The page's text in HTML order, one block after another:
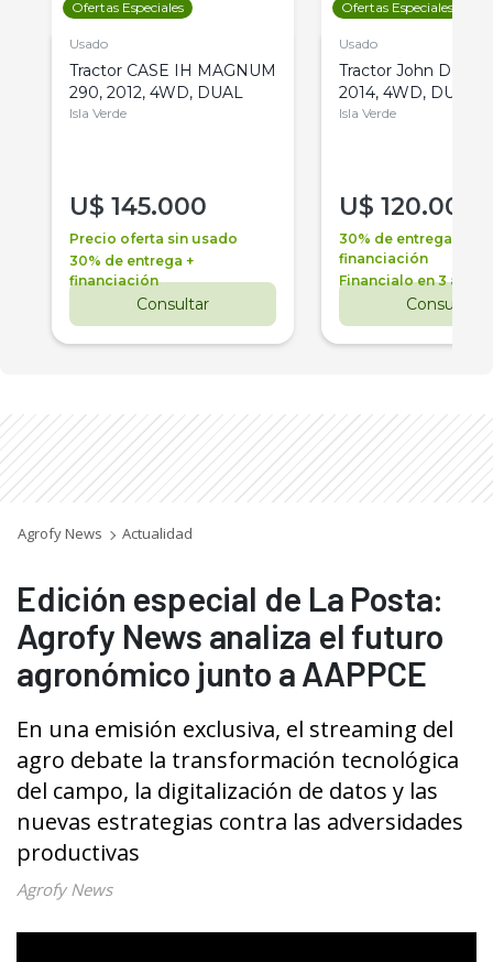
Ofertas Especiales
Usado
Tractor CASE IH MAGNUM
290, 2012, 4WD, DUAL
Isla Verde
U$ 145.000
Precio oferta sin usado
30% de entrega +
financiación
Consultar
Ofertas Especiales
Usado
Tractor John Deere
2014, 4WD, DUAL
Isla Verde
U$ 120.000
30% de entrega +
financiación
Financialo en 3 años
Consultar
Agrofy News Actualidad
Edición especial de La Posta:
Agrofy News analiza el futuro
agronómico junto a AAPPCE
En una emisión exclusiva, el streaming del
agro debate la transformación tecnológica
del campo, la digitalización de datos y las
nuevas estrategias contra las adversidades
productivas
Agrofy News